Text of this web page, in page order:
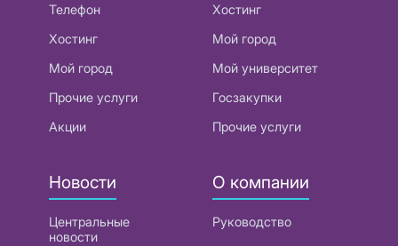
Телефон
Хостинг
Мой город
Прочие услуги
Акции
Хостинг
Мой город
Мой университет
Госзакупки
Прочие услуги
Новости
Центральные
новости
О компании
Руководство